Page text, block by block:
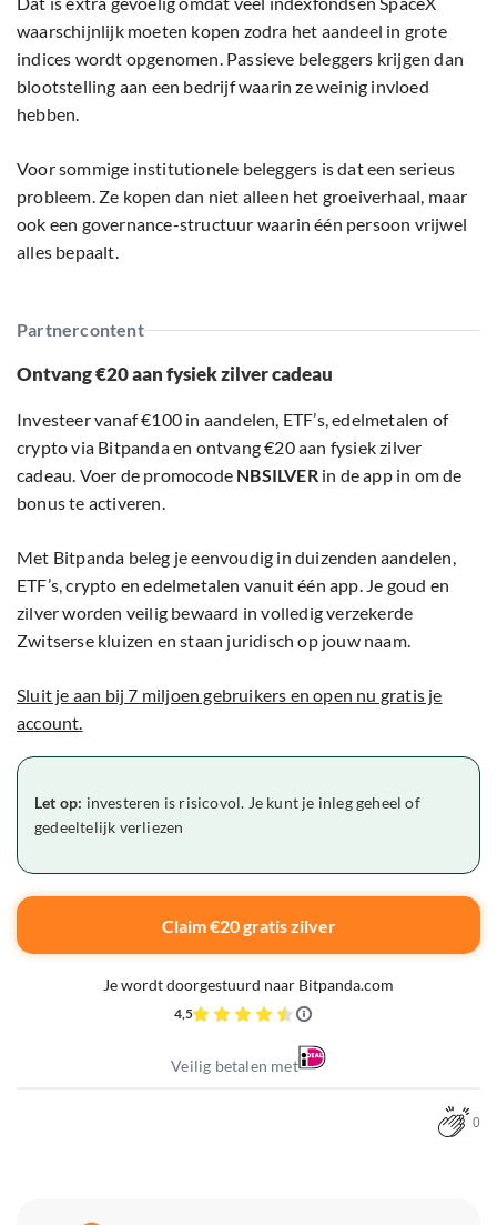
waarschijnlijk moeten kopen zodra het aandeel in grote
indices wordt opgenomen. Passieve beleggers krijgen dan
blootstelling aan een bedrijf waarin ze weinig invloed
hebben.
Voor sommige institutionele beleggers is dat een serieus
probleem. Ze kopen dan niet alleen het groeiverhaal, maar
ook een governance-structuur waarin één persoon vrijwel
alles bepaalt.
Partnercontent
Ontvang €20 aan fysiek zilver cadeau
Investeer vanaf €100 in aandelen, ETF’s, edelmetalen of
crypto via Bitpanda en ontvang €20 aan fysiek zilver
cadeau. Voer de promocode NBSILVERin de app in om de
bonus te activeren.
Met Bitpanda beleg je eenvoudig in duizenden aandelen,
ETF’s, crypto en edelmetalen vanuit één app. Je goud en
zilver worden veilig bewaard in volledig verzekerde
Zwitserse kluizen en staan juridisch op jouw naam.
Sluit je aan bij 7 miljoen gebruikers en open nu gratis je
account.
Let op: investeren is risicovol. Je kunt je inleg geheel of
gedeeltelijk verliezen
Claim €20 gratis zilver
Je wordt doorgestuurd naar Bitpanda.com
4,5
Veilig betalen met
0